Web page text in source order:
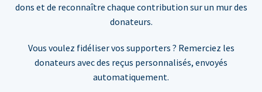
dons et de reconnaître chaque contribution sur un mur des
donateurs.
Vous voulez fidéliser vos supporters ? Remerciez les
donateurs avec des reçus personnalisés, envoyés
automatiquement.